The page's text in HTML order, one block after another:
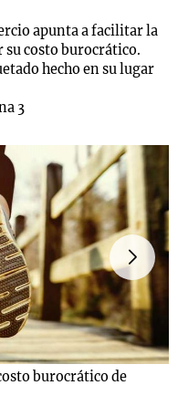
apunta a facilitar la
su costo burocrático.
hecho en su lugar
3
burocrático de
Notas
La Sole en
Cadena 3